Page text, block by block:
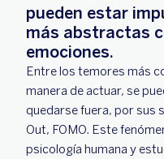
pueden estar
más abstractas
emociones.
Entre los temores más
manera de actuar, se
quedarse fuera, por sus
Out, FOMO. Este
psicología humana y